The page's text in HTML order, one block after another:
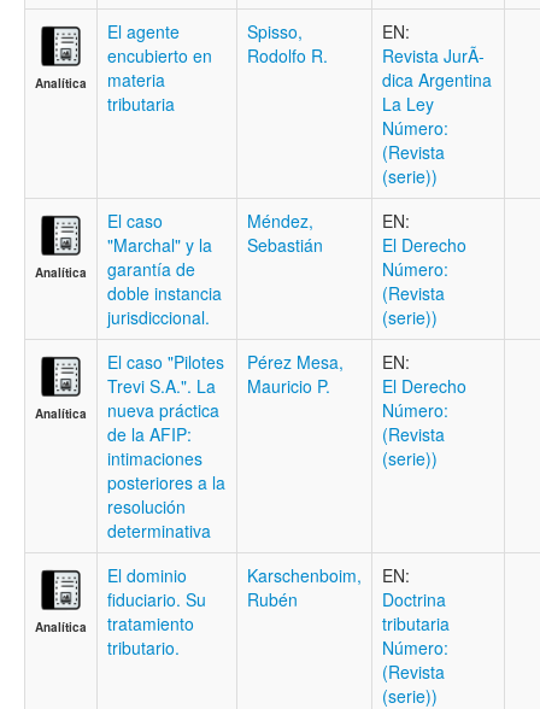
Analítica
El agente
encubierto en
materia
tributaria
Spisso,
Rodolfo R.
EN:
Revista JurÃ­
dica Argentina
La Ley
Número:
(Revista
(serie))
Analítica
El caso
"Marchal" y la
garantía de
doble instancia
jurisdiccional.
Méndez,
Sebastián
EN:
El Derecho
Número:
(Revista
(serie))
Analítica
El caso "Pilotes
Trevi S.A.". La
nueva práctica
de la AFIP:
intimaciones
posteriores a la
resolución
determinativa
Pérez Mesa,
Mauricio P.
EN:
El Derecho
Número:
(Revista
(serie))
Analítica
El dominio
fiduciario. Su
tratamiento
tributario.
Karschenboim,
Rubén
EN:
Doctrina
tributaria
Número:
(Revista
(serie))